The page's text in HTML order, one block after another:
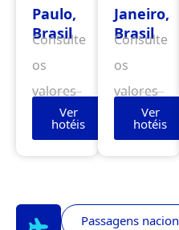
Paulo,
Brasil
Consulte
os
valores
Ver
hotéis
Janeiro,
Brasil
Consulte
os
valores
Ver
hotéis
Passagens